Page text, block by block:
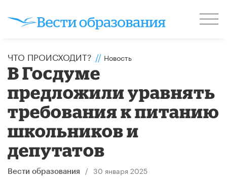
ЧТО ПРОИСХОДИТ? // Новость
В Госдуме
предложили уравнять
требования к питанию
школьников и
депутатов
Вести образования / 30 января 2025